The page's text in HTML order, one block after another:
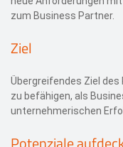
zum Business Partner.
Ziel
Übergreifendes Ziel
zu befähigen, als
unternehmerischen